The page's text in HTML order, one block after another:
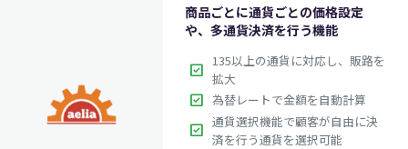
商品ごとに通貨ごとの価格設定
や、多通貨決済を行う機能
check_box 135以上の通貨に対応し、販路を
拡大
check_box 為替レートで金額を自動計算
check_box 通貨選択機能で顧客が自由に決
済を行う通貨を選択可能